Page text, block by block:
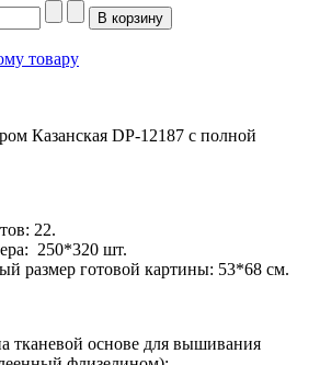
товару
Казанская DP-12187 с полной
22.
250*320 шт.
размер готовой картины: 53*68 см.
тканевой основе для вышивания